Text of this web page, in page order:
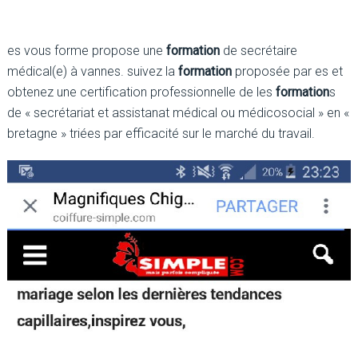
es vous forme propose une formationde secrétaire
médical(e) à vannes. suivez la formationproposée par es et
obtenez une certification professionnelle de les formations
de « secrétariat et assistanat médical ou médicosocial » en «
bretagne » triées par efficacité sur le marché du travail.